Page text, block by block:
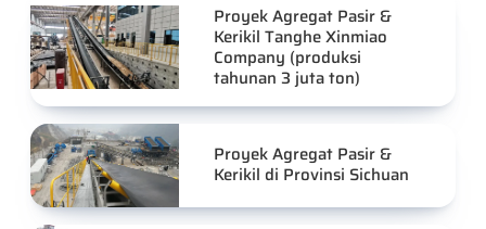
Proyek Agregat Pasir &
Kerikil Tanghe Xinmiao
Company (produksi
tahunan 3 juta ton)
Proyek Agregat Pasir &
Kerikil di Provinsi Sichuan